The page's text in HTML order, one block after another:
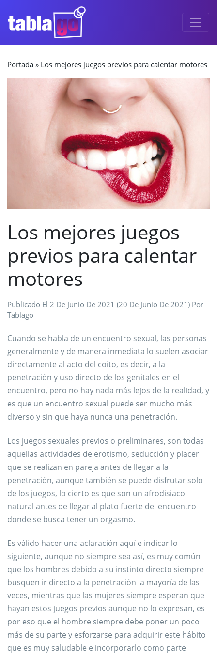
Navegación principal
Portada » Los mejores juegos previos para calentar motores
Los mejores juegos
previos para calentar
motores
Publicado El 2 De Junio De 2021 (20 De Junio De 2021) Por
Tablago
Cuando se habla de un encuentro sexual, las personas
generalmente y de manera inmediata lo suelen asociar
directamente al acto del coito, es decir, a la
penetración y uso directo de los genitales en el
encuentro, pero no hay nada más lejos de la realidad, y
es que un encuentro sexual puede ser mucho más
diverso y sin que haya nunca una penetración.
Los juegos sexuales previos o preliminares, son todas
aquellas actividades de erotismo, seducción y placer
que se realizan en pareja antes de llegar a la
penetración, aunque también se puede disfrutar solo
de los juegos, lo cierto es que son un afrodisiaco
natural antes de llegar al plato fuerte del encuentro
donde se busca tener un orgasmo.
Es válido hacer una aclaración aquí e indicar lo
siguiente, aunque no siempre sea así, es muy común
que los hombres debido a su instinto directo siempre
busquen ir directo a la penetración la mayoría de las
veces, mientras que las mujeres siempre esperan que
hayan estos juegos previos aunque no lo expresan, es
por eso que el hombre siempre debe poner un poco
más de su parte y esforzarse para adquirir este hábito
que es muy saludable e incorporarlo como parte